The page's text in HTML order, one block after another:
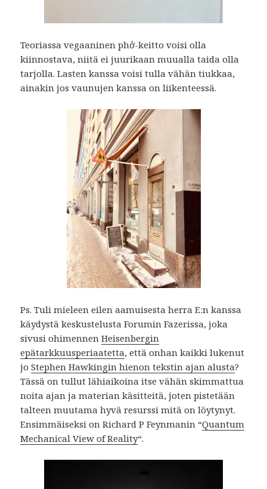
Teoriassa vegaaninen phở-keitto voisi olla
kiinnostava, niitä ei juurikaan muualla taida olla
tarjolla. Lasten kanssa voisi tulla vähän tiukkaa,
ainakin jos vaunujen kanssa on liikenteessä.
Ps. Tuli mieleen eilen aamuisesta herra E:n kanssa
käydystä keskustelusta Forumin Fazerissa, joka
sivusi ohimennenHeisenbergin
epätarkkuusperiaatetta, että onhan kaikki lukenut
joStephen Hawkingin hienon tekstin ajan alusta?
Tässä on tullut lähiaikoina itse vähän skimmattua
noita ajan ja materian käsitteitä, joten pistetään
talteen muutama hyvä resurssi mitä on löytynyt.
Ensimmäiseksi on Richard P Feynmanin “Quantum
Mechanical View of Reality“.